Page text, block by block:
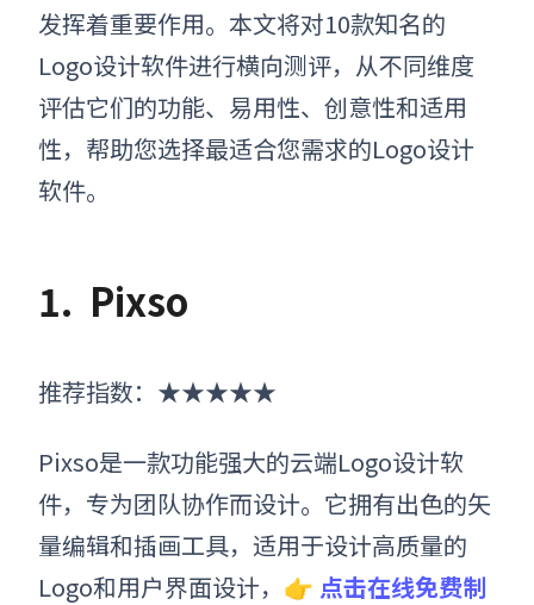
发挥着重要作用。本文将对10款知名的
Logo设计软件进行横向测评，从不同维度
评估它们的功能、易用性、创意性和适用
性，帮助您选择最适合您需求的Logo设计
软件。
1. Pixso
推荐指数：★★★★★
Pixso是一款功能强大的云端Logo设计软
件，专为团队协作而设计。它拥有出色的矢
量编辑和插画工具，适用于设计高质量的
Logo和用户界面设计，👉 点击在线免费制